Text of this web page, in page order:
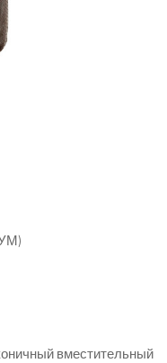
вместительный